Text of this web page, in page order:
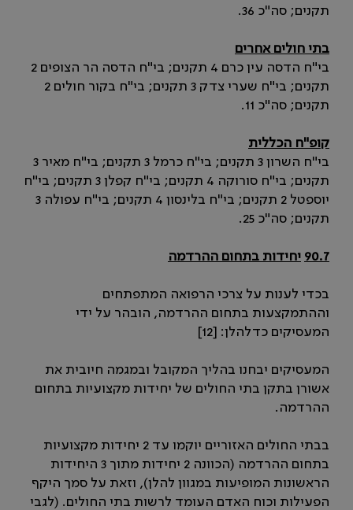
תקנים; סה"כ 36.
בתי חולים אחרים
בי"ח הדסה עין כרם 4 תקנים; בי"ח הדסה הר הצופים 2
תקנים; בי"ח שערי צדק 3 תקנים; בי"ח בקור חולים 2
תקנים; סה"כ 11.
קופ"ח הכללית
בי"ח השרון 3 תקנים; בי"ח כרמל 3 תקנים; בי"ח מאיר 3
תקנים; בי"ח סורוקה 4 תקנים; בי"ח קפלן 3 תקנים; בי"ח
יוספטל 2 תקנים; בי"ח בלינסון 4 תקנים; בי"ח עפולה 3
תקנים; סה"כ 25.
90.7 יחידות בתחום ההרדמה
בכדי לענות על צרכי הרפואה המתפתחים
וההתמקצעות בתחום ההרדמה, הובהר על ידי
המעסיקים כדלהלן: [12]
המעסיקים יבחנו בהליך המקובל ובמגמה חיובית את
אשורן בתקן בתי החולים של יחידות מקצועיות בתחום
ההרדמה.
בבתי החולים האזוריים יוקמו עד 2 יחידות מקצועיות
בתחום ההרדמה (הכוונה 2 יחידות מתוך 3 היחידות
הראשונות המופיעות במגוון להלן), וזאת על סמך היקף
הפעילות וכוח האדם העומד לרשות בתי החולים. (לגבי